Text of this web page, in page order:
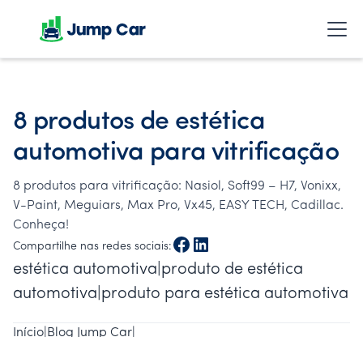
8 produtos de estética
automotiva para vitrificação
8 produtos para vitrificação: Nasiol, Soft99 – H7, Vonixx,
V-Paint, Meguiars, Max Pro, Vx45, EASY TECH, Cadillac.
Conheça!
Compartilhe nas redes sociais:
estética automotiva|produto de estética
automotiva|produto para estética automotiva
Início Blog Jump Car